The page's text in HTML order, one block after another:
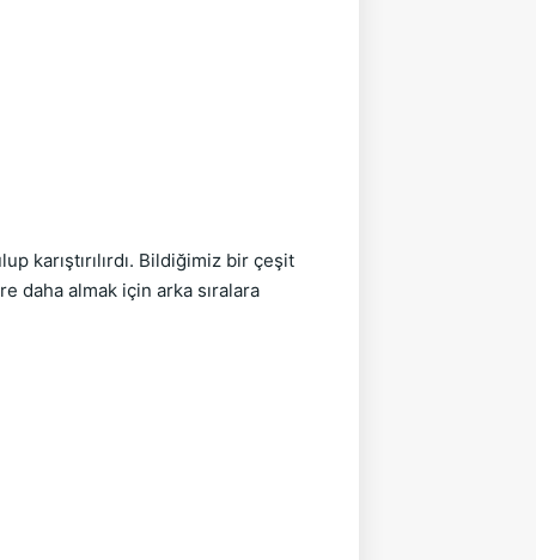
karıştırılırdı. Bildiğimiz bir çeşit
daha almak için arka sıralara